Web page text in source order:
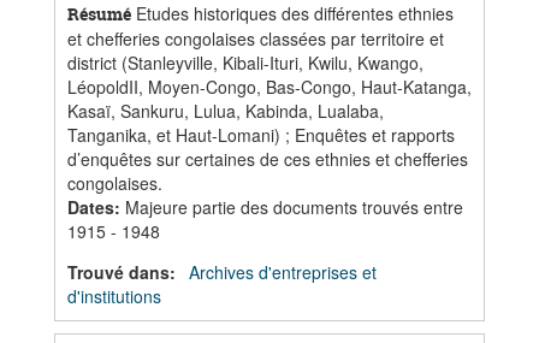
Résumé Etudes historiques des différentes ethnies
et chefferies congolaises classées par territoire et
district (Stanleyville, Kibali-Ituri, Kwilu, Kwango,
LéopoldII, Moyen-Congo, Bas-Congo, Haut-Katanga,
Kasaï, Sankuru, Lulua, Kabinda, Lualaba,
Tanganika, et Haut-Lomani) ; Enquêtes et rapports
d’enquêtes sur certaines de ces ethnies et chefferies
congolaises.
Dates: Majeure partie des documents trouvés entre
1915 - 1948
Trouvé dans: Archives d'entreprises et
d'institutions